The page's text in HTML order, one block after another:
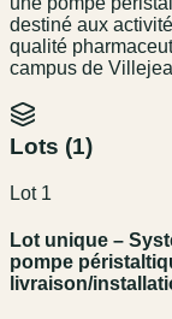
destiné aux
qualité
campus de
Lots (1)
Lot 1
Lot unique –
pompe
livraison/